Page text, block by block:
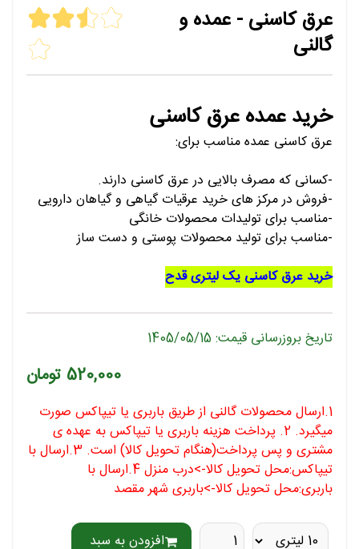
عرق کاسنی - عمده و
گالنی
خرید عمده عرق کاسنی
عرق کاسنی عمده مناسب برای:
-کسانی که مصرف بالایی در عرق کاسنی دارند.
-فروش در مرکز های خرید عرقیات گیاهی و گیاهان دارویی
-مناسب برای تولیدات محصولات خانگی
-مناسب برای تولید محصولات پوستی و دست ساز
خرید عرق کاسنی یک لیتری قدح
تاریخ بروزرسانی قیمت: 1405/05/15
520,000 تومان
1.ارسال محصولات گالنی از طریق باربری یا تیپاکس صورت
میگیرد. 2. پرداخت هزینه باربری یا تیپاکس به عهده ی
مشتری و پس پرداخت(هنگام تحویل کالا) است. 3.ارسال با
تیپاکس:محل تحویل کالا->درب منزل 4.ارسال با
باربری:محل تحویل کالا->باربری شهر مقصد
افزودن به سبد